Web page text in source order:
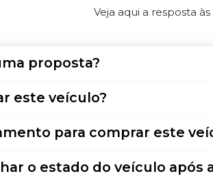
Veja aqui a resposta
proposta?
este veículo?
para comprar este
o estado do veículo após